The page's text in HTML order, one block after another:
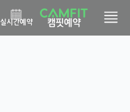
실시간예약 캠핏예약